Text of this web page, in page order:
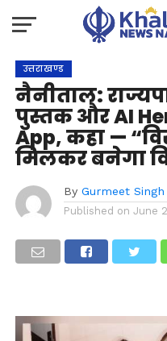
उत्तराखण्ड
नैनीताल:
पुस्तक और AI
App, कहा —
मिलकर बनेगा
By Gurmeet
Published on June